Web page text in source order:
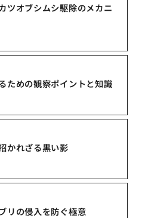
ツオブシムシ駆除のメカニ
ための観察ポイントと知識
かれざる黒い影
リの侵入を防ぐ極意